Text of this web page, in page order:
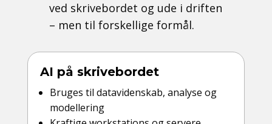
ved skrivebordet og ude i driften
– men til forskellige formål.
AI på skrivebordet
Bruges til datavidenskab, analyse og
modellering